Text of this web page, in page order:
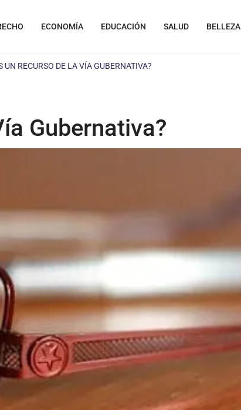
ECONOMÍA EDUCACIÓN SALUD BELLEZA
UN RECURSO DE LA VÍA GUBERNATIVA?
Gubernativa?